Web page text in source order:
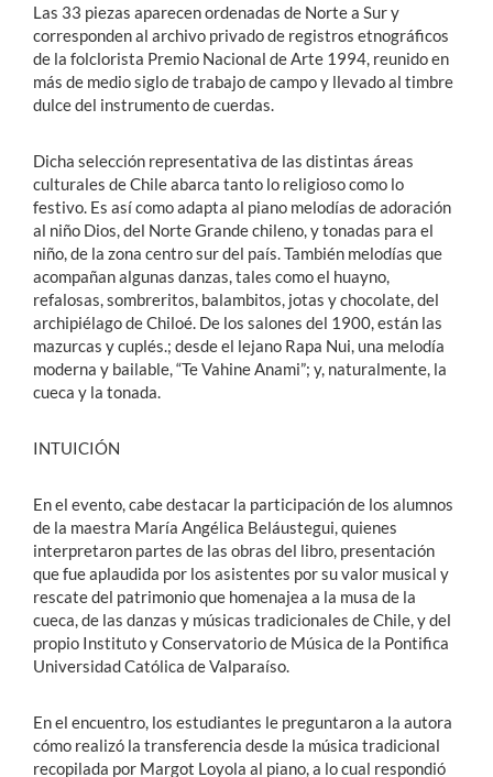
Las 33 piezas aparecen ordenadas de Norte a Sur y
corresponden al archivo privado de registros etnográficos
de la folclorista Premio Nacional de Arte 1994, reunido en
más de medio siglo de trabajo de campo y llevado al timbre
dulce del instrumento de cuerdas.
Dicha selección representativa de las distintas áreas
culturales de Chile abarca tanto lo religioso como lo
festivo. Es así como adapta al piano melodías de adoración
al niño Dios, del Norte Grande chileno, y tonadas para el
niño, de la zona centro sur del país. También melodías que
acompañan algunas danzas, tales como el huayno,
refalosas, sombreritos, balambitos, jotas y chocolate, del
archipiélago de Chiloé. De los salones del 1900, están las
mazurcas y cuplés.; desde el lejano Rapa Nui, una melodía
moderna y bailable, “Te Vahine Anami”; y, naturalmente, la
cueca y la tonada.
INTUICIÓN
En el evento, cabe destacar la participación de los alumnos
de la maestra María Angélica Beláustegui, quienes
interpretaron partes de las obras del libro, presentación
que fue aplaudida por los asistentes por su valor musical y
rescate del patrimonio que homenajea a la musa de la
cueca, de las danzas y músicas tradicionales de Chile, y del
propio Instituto y Conservatorio de Música de la Pontifica
Universidad Católica de Valparaíso.
En el encuentro, los estudiantes le preguntaron a la autora
cómo realizó la transferencia desde la música tradicional
recopilada por Margot Loyola al piano, a lo cual respondió